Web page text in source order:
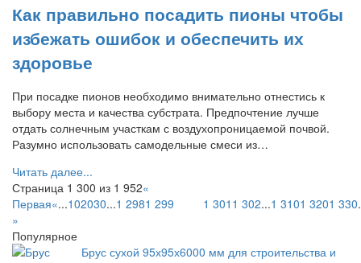
Как правильно посадить пионы чтобы
избежать ошибок и обеспечить их
здоровье
При посадке пионов необходимо внимательно отнестись к
выбору места и качества субстрата. Предпочтение лучше
отдать солнечным участкам с воздухопроницаемой почвой.
Разумно использовать самодельные смеси из…
Читать далее...
Страница 1 300 из 1 952«
Первая«...102030...1 2981 299 1 301 1 302...1 3101 3201 330
»
Популярное
Брус сухой 95х95х6000 мм для строительства и